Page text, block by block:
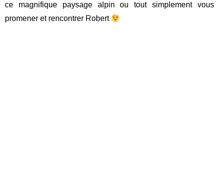
ce magnifique paysage alpin ou tout simplement vous
promener et rencontrer Robert